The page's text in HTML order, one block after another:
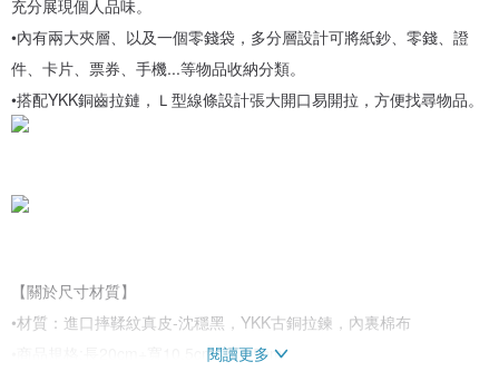
充分展現個人品味。
•內有兩大夾層、以及一個零錢袋，多分層設計可將紙鈔、零錢、證
件、卡片、票券、手機...等物品收納分類。
•搭配YKK銅齒拉鏈，Ｌ型線條設計張大開口易開拉，方便找尋物品。
【關於尺寸材質】
•材質：進口摔鞣紋真皮-沈穩黑，YKK古銅拉鍊，內裏棉布
•商品規格:長20cm+寬10.5cm+厚1.5cm
閱讀更多